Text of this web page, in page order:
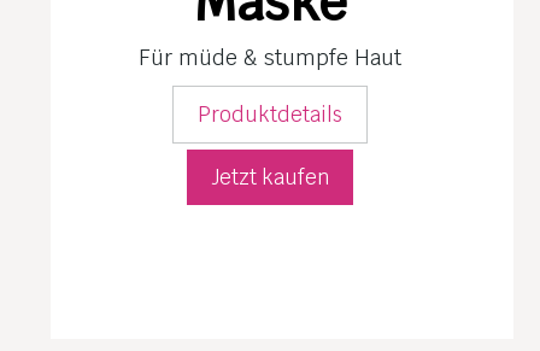
Für müde & stumpfe Haut
Produktdetails
Jetzt kaufen